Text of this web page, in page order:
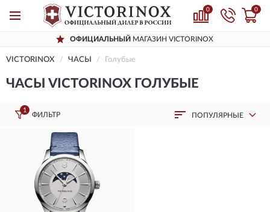
0 0
ОФИЦИАЛЬНЫЙ МАГАЗИН VICTORINOX
VICTORINOX ЧАСЫ Голубые
ЧАСЫ VICTORINOX ГОЛУБЫЕ
1
ФИЛЬТР ПОПУЛЯРНЫЕ